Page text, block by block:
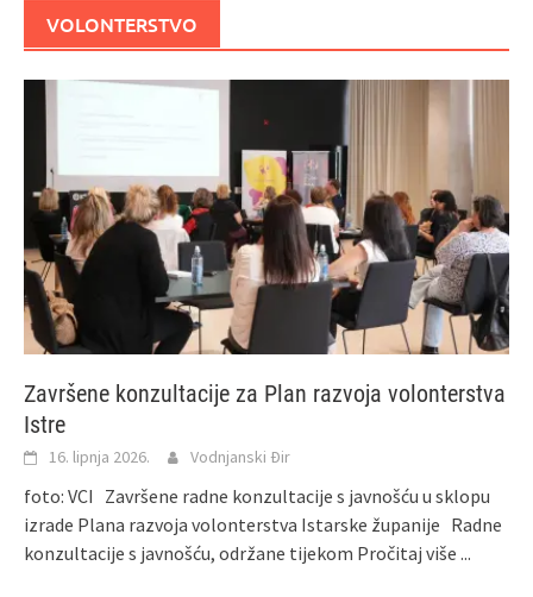
VOLONTERSTVO
Završene konzultacije za Plan razvoja volonterstva
Istre
16. lipnja 2026. Vodnjanski Đir
foto: VCI Završene radne konzultacije s javnošću u sklopu
izrade Plana razvoja volonterstva Istarske županije Radne
konzultacije s javnošću, održane tijekom Pročitaj više ...